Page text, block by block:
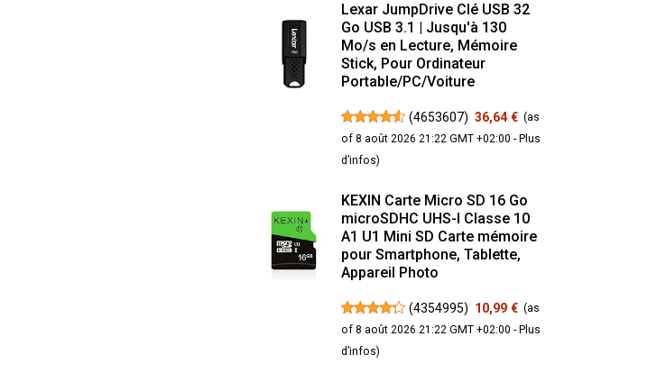
Lexar JumpDrive Clé USB 32
Go USB 3.1 | Jusqu'à 130
Mo/s en Lecture, Mémoire
Stick, Pour Ordinateur
Portable/PC/Voiture
(4653607) 36,64 € (as
of 8 août 2026 21:22 GMT +02:00 - Plus
d’infos)
KEXIN Carte Micro SD 16 Go
microSDHC UHS-I Classe 10
A1 U1 Mini SD Carte mémoire
pour Smartphone, Tablette,
Appareil Photo
(4354995) 10,99 € (as
of 8 août 2026 21:22 GMT +02:00 - Plus
d’infos)